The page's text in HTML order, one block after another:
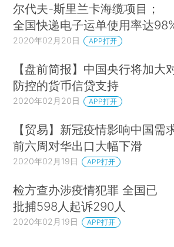
尔代夫-斯里兰卡海缆项目；
全国快递电子运单使用率达
2020年02月20日 APP打开
【盘前简报】中国央行将加大
防控的货币信贷支持
2020年02月20日 APP打开
【贸易】新冠疫情影响中国需
前六周对华出口大幅下滑
2020年02月19日 APP打开
检方查办涉疫情犯罪 全国已
批捕598人起诉290人
2020年02月19日 APP打开